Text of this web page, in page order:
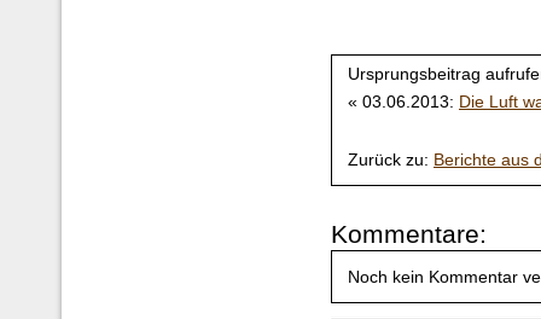
Ursprungsbeitrag
« 03.06.2013: Die Luft
Zurück zu: Berichte aus
Kommentare:
Noch kein Kommentar